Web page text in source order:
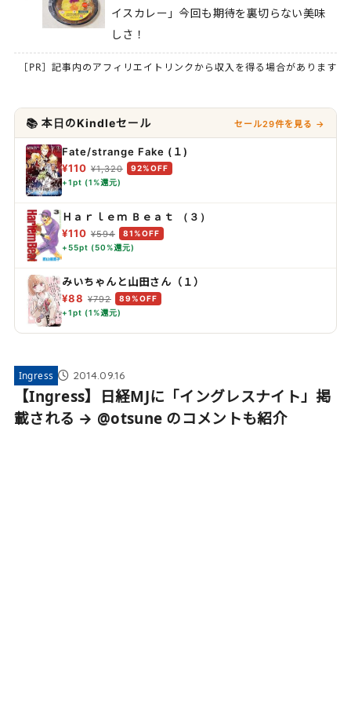
イスカレー」今回も期待を裏切らない美味
しさ！
［PR］記事内のアフィリエイトリンクから収入を得る場合があります
📚 本日のKindleセール セール29件を見る →
Fate/strange Fake (１)
¥110 ¥1,320
92%OFF
+1pt (1%還元)
Ｈａｒｌｅｍ Ｂｅａｔ （３）
¥110 ¥594
81%OFF
+55pt (50%還元)
みいちゃんと山田さん（１）
¥88 ¥792
89%OFF
+1pt (1%還元)
Ingress 2014.09.16
【Ingress】日経MJに「イングレスナイト」掲
載される → @otsune のコメントも紹介